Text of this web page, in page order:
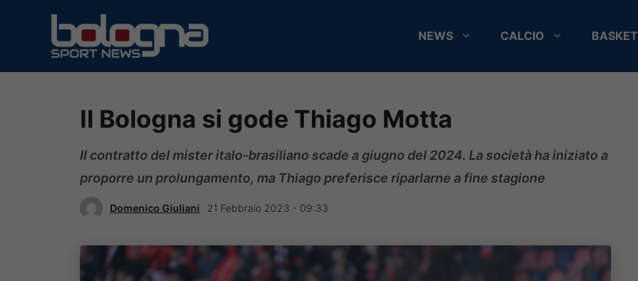
contenuto
NEWS CALCIO BASKET
Il Bologna si gode Thiago Motta
Il contratto del mister italo-brasiliano scade a giugno del 2024. La società ha iniziato a
proporre un prolungamento, ma Thiago preferisce riparlarne a fine stagione
Domenico Giuliani 21 Febbraio 2023 - 09:33